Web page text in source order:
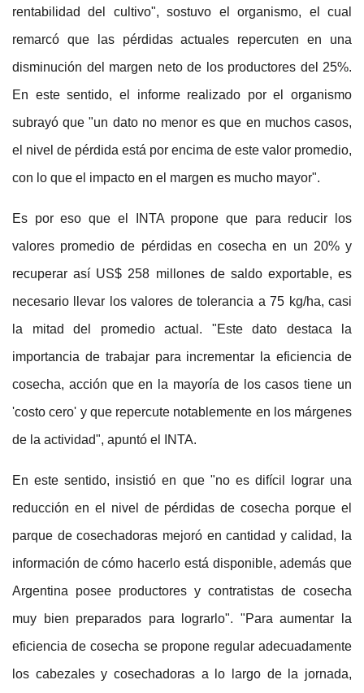
rentabilidad del cultivo", sostuvo el organismo, el cual
remarcó que las pérdidas actuales repercuten en una
disminución del margen neto de los productores del 25%.
En este sentido, el informe realizado por el organismo
subrayó que "un dato no menor es que en muchos casos,
el nivel de pérdida está por encima de este valor promedio,
con lo que el impacto en el margen es mucho mayor".
Es por eso que el INTA propone que para reducir los
valores promedio de pérdidas en cosecha en un 20% y
recuperar así US$ 258 millones de saldo exportable, es
necesario llevar los valores de tolerancia a 75 kg/ha, casi
la mitad del promedio actual. "Este dato destaca la
importancia de trabajar para incrementar la eficiencia de
cosecha, acción que en la mayoría de los casos tiene un
'costo cero' y que repercute notablemente en los márgenes
de la actividad", apuntó el INTA.
En este sentido, insistió en que "no es difícil lograr una
reducción en el nivel de pérdidas de cosecha porque el
parque de cosechadoras mejoró en cantidad y calidad, la
información de cómo hacerlo está disponible, además que
Argentina posee productores y contratistas de cosecha
muy bien preparados para lograrlo". "Para aumentar la
eficiencia de cosecha se propone regular adecuadamente
los cabezales y cosechadoras a lo largo de la jornada,